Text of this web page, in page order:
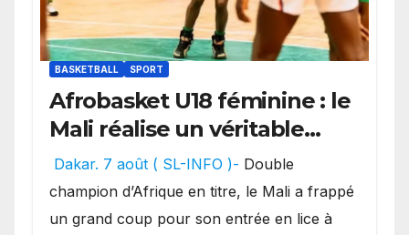
BASKETBALL SPORT
Afrobasket U18 féminine : le
Mali réalise un véritable
festival offensif et inflige
une lourde défaite au
Bénin.
Dakar. 7 août ( SL-INFO )- Double
champion d’Afrique en titre, le Mali a frappé
un grand coup pour son entrée en lice à